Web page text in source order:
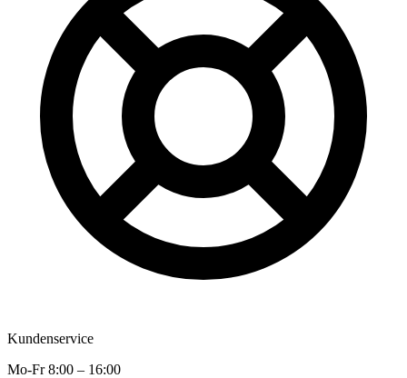
Kundenservice
Mo-Fr 8:00 – 16:00